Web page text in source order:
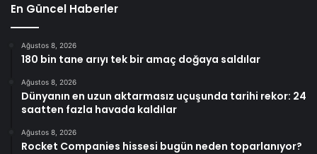
En Güncel Haberler
Ağustos 8, 2026
180 bin tane arıyı tek bir amaç doğaya saldılar
Ağustos 8, 2026
Dünyanın en uzun aktarmasız uçuşunda tarihi rekor: 24
saatten fazla havada kaldılar
Ağustos 8, 2026
Rocket Companies hissesi bugün neden toparlanıyor?